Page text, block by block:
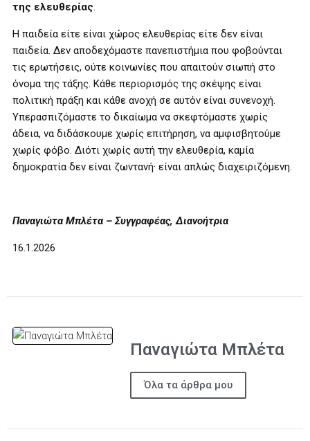
της ελευθερίας.
Η παιδεία είτε είναι χώρος ελευθερίας είτε δεν είναι
παιδεία. Δεν αποδεχόμαστε πανεπιστήμια που φοβούνται
τις ερωτήσεις, ούτε κοινωνίες που απαιτούν σιωπή στο
όνομα της τάξης. Κάθε περιορισμός της σκέψης είναι
πολιτική πράξη και κάθε ανοχή σε αυτόν είναι συνενοχή.
Υπερασπιζόμαστε το δικαίωμα να σκεφτόμαστε χωρίς
άδεια, να διδάσκουμε χωρίς επιτήρηση, να αμφισβητούμε
χωρίς φόβο. Διότι χωρίς αυτή την ελευθερία, καμία
δημοκρατία δεν είναι ζωντανή· είναι απλώς διαχειριζόμενη.
Παναγιώτα Μπλέτα – Συγγραφέας, Διανοήτρια
16.1.2026
Παναγιώτα Μπλέτα
Όλα τα άρθρα μου